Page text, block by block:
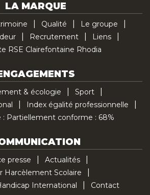
LA MARQUE
Qualité
Le groupe
Recrutement
Liens
RSE Clairefontaine Rhodia
& écologie
Sport
Index égalité professionnelle
: Partiellement conforme : 68%
presse
Actualités
Harcèlement Scolaire
International
Contact